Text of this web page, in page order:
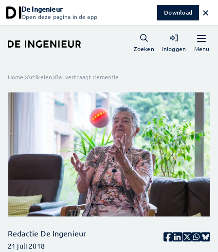
De Ingenieur
Open deze pagina in de app Download ✕
Menu
Zoeken Inloggen
Home Artikelen Bal vertraagt dementie
Redactie De Ingenieur
21 juli 2018